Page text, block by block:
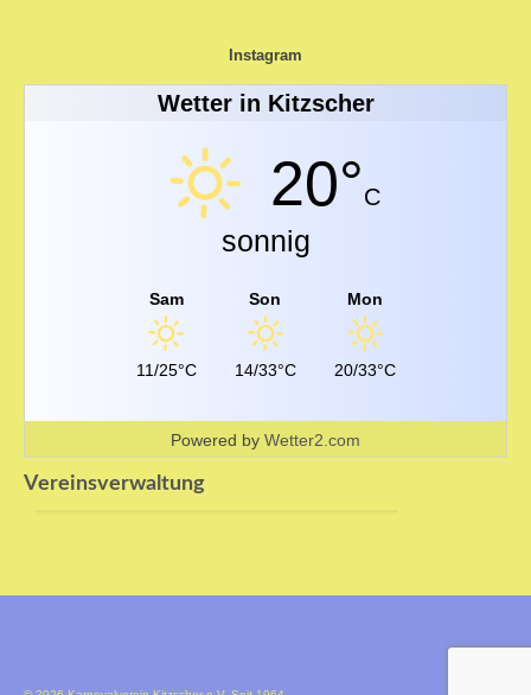
Instagram
Wetter in Kitzscher
20°C
sonnig
Sam
11/25°C
Son
14/33°C
Mon
20/33°C
Powered by Wetter2.com
Vereinsverwaltung